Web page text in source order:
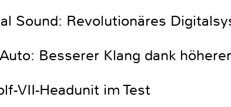
Sound: Revolutionäres
Besserer Klang dank
VII-Headunit im Test